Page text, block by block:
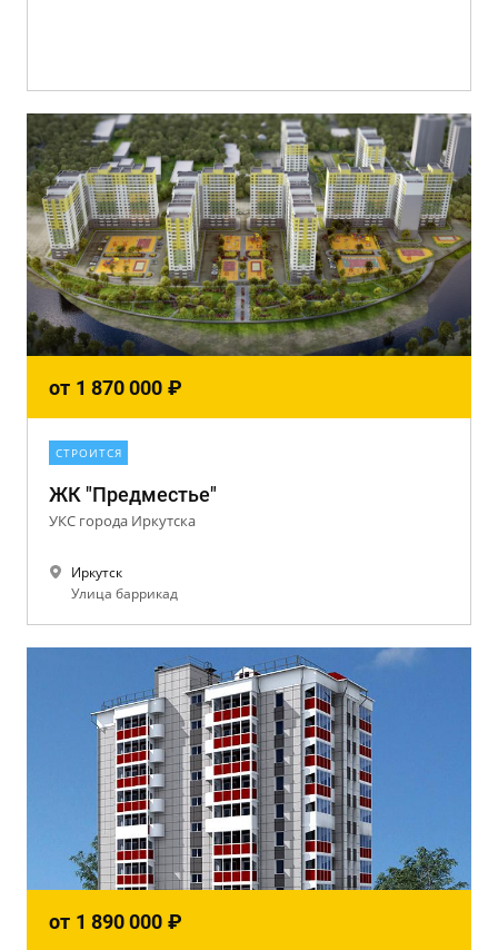
от 1 870 000 ₽
СТРОИТСЯ
ЖК "Предместье"
УКС города Иркутска
Иркутск
Улица баррикад
от 1 890 000 ₽